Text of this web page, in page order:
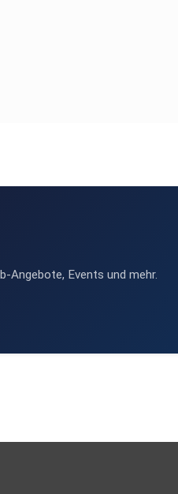
Angebote, Events und mehr.